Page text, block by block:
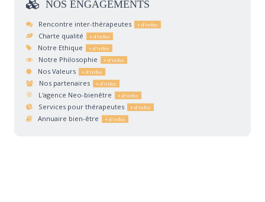
NOS ENGAGEMENTS
Rencontre inter-thérapeutes
Charte qualité
Notre Ethique
Notre Philosophie
Nos Valeurs
Nos partenaires
L'agence Neo-bienêtre
Services pour thérapeutes
Annuaire bien-être